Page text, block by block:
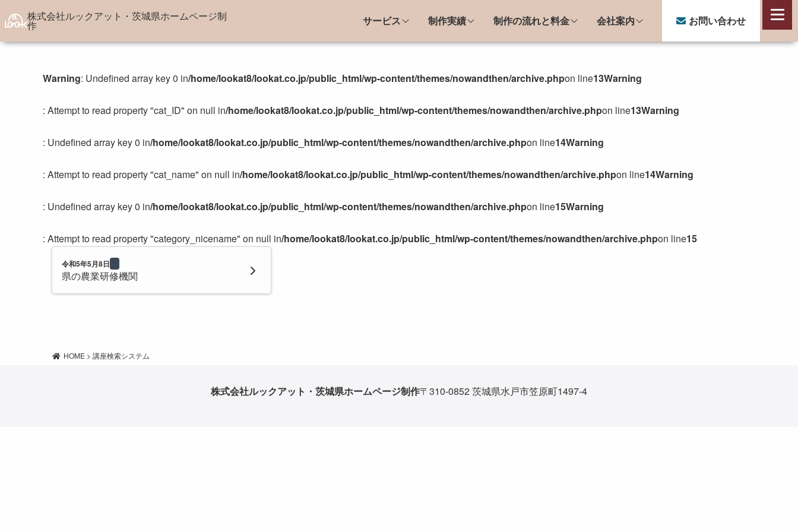
株式会社ルックアット・茨城県ホームページ制
作 サービス 制作実績 制作の流れと料金 会社案内 お問い合わせ
Webサイト制作
Webシステム開発
理
県関連事業
各種団体
国の組織・施設
イベント系LP
制作の流れ
サラダセット
会社概要
子猫のミルクボランティア活動
お問い合わせ
Warning: Undefined array key 0 in/home/lookat8/lookat.co.jp/public_html/wp-content/themes/nowandthen/archive.phpon line13Warning
: Attempt to read property "cat_ID" on null in/home/lookat8/lookat.co.jp/public_html/wp-content/themes/nowandthen/archive.phpon line13Warning
: Undefined array key 0 in/home/lookat8/lookat.co.jp/public_html/wp-content/themes/nowandthen/archive.phpon line14Warning
: Attempt to read property "cat_name" on null in/home/lookat8/lookat.co.jp/public_html/wp-content/themes/nowandthen/archive.phpon line14Warning
: Undefined array key 0 in/home/lookat8/lookat.co.jp/public_html/wp-content/themes/nowandthen/archive.phpon line15Warning
: Attempt to read property "category_nicename" on null in/home/lookat8/lookat.co.jp/public_html/wp-content/themes/nowandthen/archive.phpon line15
令和5年5月8日
県の農業研修機関
HOME > 講座検索システム
株式会社ルックアット・茨城県ホームページ制作〒310-0852 茨城県水戸市笠原町1497-4